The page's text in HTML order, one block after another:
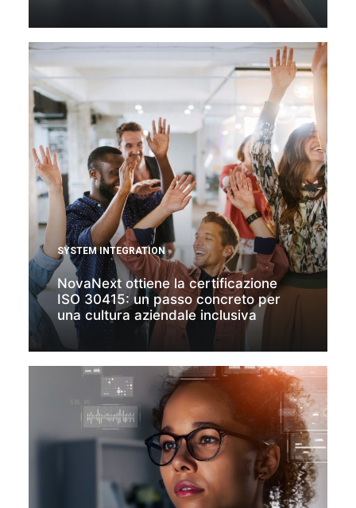
SYSTEM INTEGRATION
NovaNext ottiene la certificazione
ISO 30415: un passo concreto per
una cultura aziendale inclusiva